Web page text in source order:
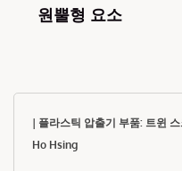
원뿔형 요소
| 플라스틱 압출기 부품: 트윈
Ho Hsing